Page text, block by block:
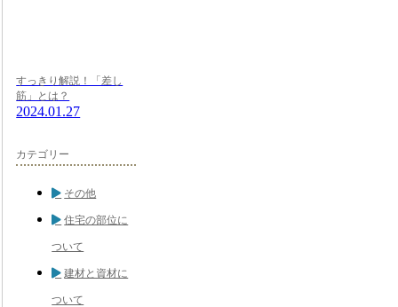
すっきり解説！「差し
筋」とは？
2024.01.27
カテゴリー
その他
住宅の部位に
ついて
建材と資材に
ついて